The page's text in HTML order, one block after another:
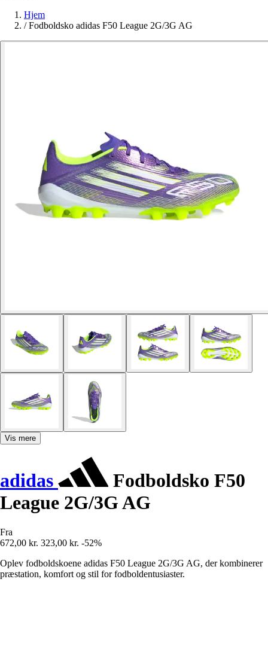
Hjem
/ Fodboldsko adidas F50 League 2G/3G AG
Vis mere
adidas
Fodboldsko F50
League 2G/3G AG
Fra
672,00 kr. 323,00 kr. -52%
Oplev fodboldskoene adidas F50 League 2G/3G AG, der kombinerer
præstation, komfort og stil for fodboldentusiaster.